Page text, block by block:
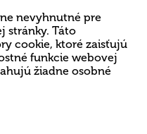
nevyhnutné pre
stránky. Táto
cookie, ktoré zaisťujú
funkcie webovej
žiadne osobné